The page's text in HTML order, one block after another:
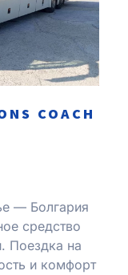
COACH
— Болгария
средство
Поездка на
и комфорт